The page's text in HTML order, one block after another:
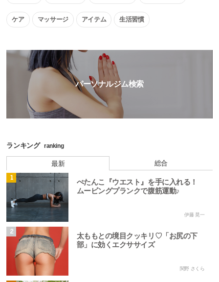
ケア マッサージ アイテム 生活習慣
パーソナルジム検索
ランキング ranking
最新 総合
1
ぺたんこ『ウエスト』を手に入れる！
ムービングプランクで腹筋運動♪
伊藤 晃一
2
太ももとの境目クッキリ♡「お尻の下
部」に効くエクササイズ
関野 さくら